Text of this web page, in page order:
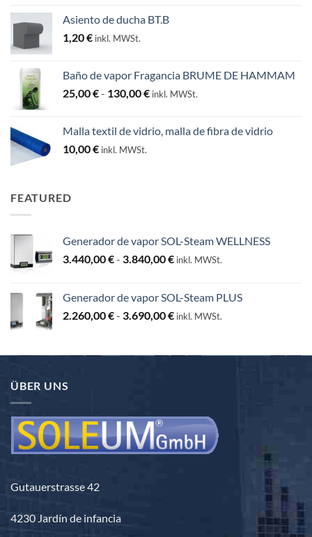
Asiento de ducha BT.B
1,20€ inkl. MWSt.
Baño de vapor Fragancia BRUME DE HAMMAM
25,00€- 130,00€Rango
desde
inkl. MWSt.
Malla textil de vidrio, malla de fibra de vidrio
10,00€ inkl. MWSt.
FEATURED
Generador de vapor SOL-Steam WELLNESS
3.440,00€- 3.840,00€Rango
desde
3.440,00 €
inkl. MWSt.
Generador de vapor SOL-Steam PLUS
2.260,00€- 3.690,00€Rango
desde
inkl. MWSt.
ÜBER UNS
Gutauerstrasse 42
4230 Jardín de infancia